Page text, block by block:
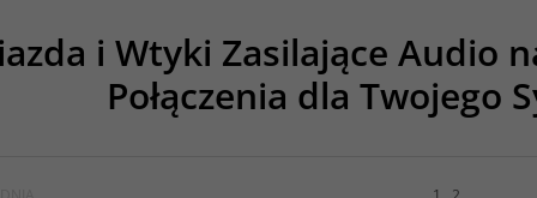
i Wtyki Zasilające Audio
Połączenia dla Twojego